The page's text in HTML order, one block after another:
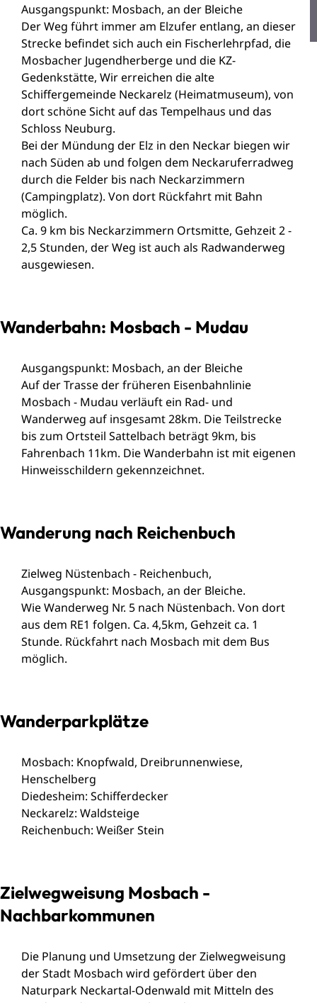
Ausgangspunkt: Mosbach, an der Bleiche
Der Weg führt immer am Elzufer entlang, an dieser
Strecke befindet sich auch ein Fischerlehrpfad, die
Mosbacher Jugendherberge und die KZ-
Gedenkstätte, Wir erreichen die alte
Schiffergemeinde Neckarelz (Heimatmuseum), von
dort schöne Sicht auf das Tempelhaus und das
Schloss Neuburg.
Bei der Mündung der Elz in den Neckar biegen wir
nach Süden ab und folgen dem Neckaruferradweg
durch die Felder bis nach Neckarzimmern
(Campingplatz). Von dort Rückfahrt mit Bahn
möglich.
Ca. 9 km bis Neckarzimmern Ortsmitte, Gehzeit 2 -
2,5 Stunden, der Weg ist auch als Radwanderweg
ausgewiesen.
Wanderbahn: Mosbach - Mudau
Ausgangspunkt: Mosbach, an der Bleiche
Auf der Trasse der früheren Eisenbahnlinie
Mosbach - Mudau verläuft ein Rad- und
Wanderweg auf insgesamt 28km. Die Teilstrecke
bis zum Ortsteil Sattelbach beträgt 9km, bis
Fahrenbach 11km. Die Wanderbahn ist mit eigenen
Hinweisschildern gekennzeichnet.
Wanderung nach Reichenbuch
Zielweg Nüstenbach - Reichenbuch,
Ausgangspunkt: Mosbach, an der Bleiche.
Wie Wanderweg Nr. 5 nach Nüstenbach. Von dort
aus dem RE1 folgen. Ca. 4,5km, Gehzeit ca. 1
Stunde. Rückfahrt nach Mosbach mit dem Bus
möglich.
Wanderparkplätze
Mosbach: Knopfwald, Dreibrunnenwiese,
Henschelberg
Diedesheim: Schifferdecker
Neckarelz: Waldsteige
Reichenbuch: Weißer Stein
Zielwegweisung Mosbach -
Nachbarkommunen
Die Planung und Umsetzung der Zielwegweisung
der Stadt Mosbach wird gefördert über den
Naturpark Neckartal-Odenwald mit Mitteln des